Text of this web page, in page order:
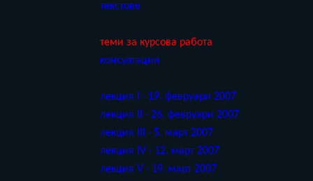
текстове
теми за курсова работа
консултации
лекция I · 19. февруари 2007
лекция II · 26. февруари 2007
лекция III · 5. март 2007
лекция IV · 12. март 2007
лекция V · 19. март 2007